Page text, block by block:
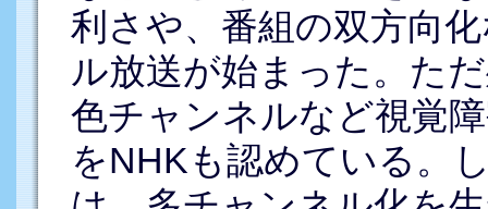
利さや、番組の双方向
ル放送が始まった。た
色チャンネルなど視覚
をNHKも認めている。